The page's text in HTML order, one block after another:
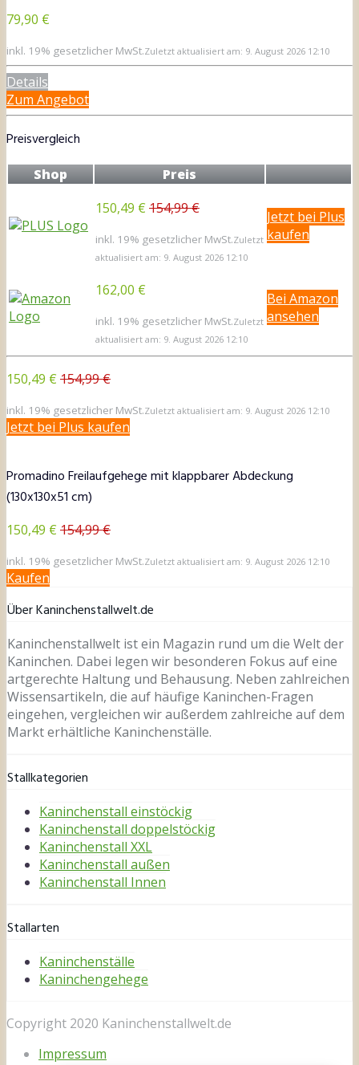
79,90 €
inkl. 19% gesetzlicher MwSt.Zuletzt aktualisiert am: 9. August 2026 12:10
Details
Zum Angebot
Preisvergleich
Shop
Preis
150,49 € 154,99 €
inkl. 19% gesetzlicher MwSt.Zuletzt
aktualisiert am: 9. August 2026 12:10
Jetzt bei Plus
kaufen
162,00 €
inkl. 19% gesetzlicher MwSt.Zuletzt
aktualisiert am: 9. August 2026 12:10
Bei Amazon
ansehen
150,49 € 154,99 €
inkl. 19% gesetzlicher MwSt.Zuletzt aktualisiert am: 9. August 2026 12:10
Jetzt bei Plus kaufen
Promadino Freilaufgehege mit klappbarer Abdeckung
(130x130x51 cm)
150,49 € 154,99 €
inkl. 19% gesetzlicher MwSt.Zuletzt aktualisiert am: 9. August 2026 12:10
Kaufen
Über Kaninchenstallwelt.de
Kaninchenstallwelt ist ein Magazin rund um die Welt der
Kaninchen. Dabei legen wir besonderen Fokus auf eine
artgerechte Haltung und Behausung. Neben zahlreichen
Wissensartikeln, die auf häufige Kaninchen-Fragen
eingehen, vergleichen wir außerdem zahlreiche auf dem
Markt erhältliche Kaninchenställe.
Stallkategorien
Kaninchenstall einstöckig
Kaninchenstall doppelstöckig
Kaninchenstall XXL
Kaninchenstall außen
Kaninchenstall Innen
Stallarten
Kaninchenställe
Kaninchengehege
Copyright 2020 Kaninchenstallwelt.de
Impressum